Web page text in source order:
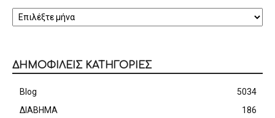
ΔΗΜΟΦΙΛΕΙΣ ΚΑΤΗΓΟΡΙΕΣ
Blog
5034
ΔΙΑΒΗΜΑ
186